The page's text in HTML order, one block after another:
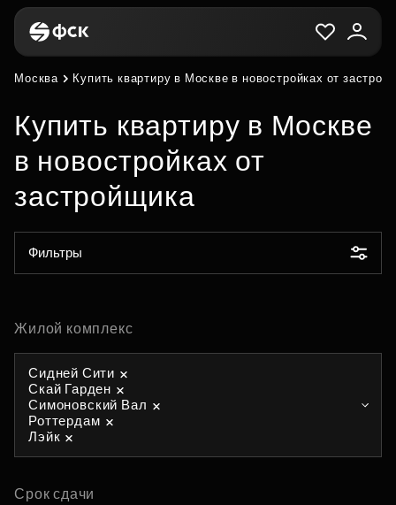
Москва Купить квартиру в Москве в новостройках от
Купить квартиру в Москве
в новостройках от
застройщика
Фильтры
Жилой комплекс
Сидней Сити
Скай Гарден
Симоновский Вал
Роттердам
Лэйк
Срок сдачи